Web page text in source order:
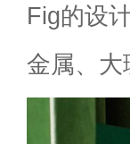
Fig的设
金属、大